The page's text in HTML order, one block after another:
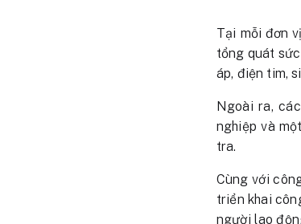
Tại mỗi đơn
tổng quát
áp, điện tim,
Ngoài ra,
nghiệp và
tra.
Cùng với
triển khai
người lao